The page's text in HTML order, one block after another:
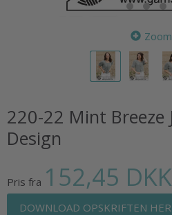
Zoom
220-22 Mint Breeze
Design
Pris fra 152,45 DKK
DOWNLOAD OPSKRIFTEN HER